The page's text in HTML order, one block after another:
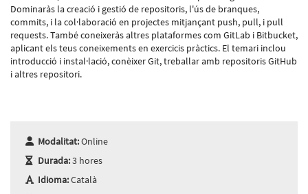
Dominaràs la creació i gestió de repositoris, l'ús de branques,
commits, i la col·laboració en projectes mitjançant push, pull, i pull
requests. També coneixeràs altres plataformes com GitLab i Bitbucket,
aplicant els teus coneixements en exercicis pràctics. El temari inclou
introducció i instal·lació, conèixer Git, treballar amb repositoris GitHub
i altres repositori.
Modalitat:Online
Durada:3 hores
Idioma:Català